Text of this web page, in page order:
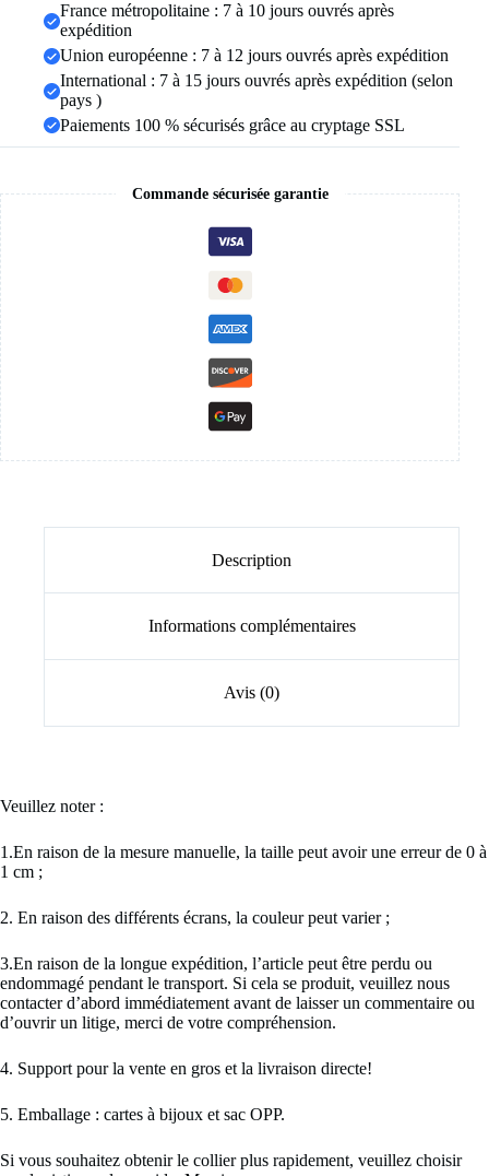
esthétiques
Vintage
France métropolitaine : 7 à 10 jours ouvrés après
expédition
Union européenne : 7 à 12 jours ouvrés après expédition
International : 7 à 15 jours ouvrés après expédition (selon
pays )
Paiements 100 % sécurisés grâce au cryptage SSL
Commande sécurisée garantie
Description
Informations complémentaires
Avis (0)
Veuillez noter :
1.En raison de la mesure manuelle, la taille peut avoir une erreur de 0 à
1 cm ;
2. En raison des différents écrans, la couleur peut varier ;
3.En raison de la longue expédition, l’article peut être perdu ou
endommagé pendant le transport. Si cela se produit, veuillez nous
contacter d’abord immédiatement avant de laisser un commentaire ou
d’ouvrir un litige, merci de votre compréhension.
4. Support pour la vente en gros et la livraison directe!
5. Emballage : cartes à bijoux et sac OPP.
Si vous souhaitez obtenir le collier plus rapidement, veuillez choisir